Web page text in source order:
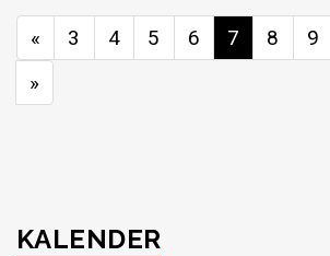
« 3 4 5 6 7 8 9
»
KALENDER